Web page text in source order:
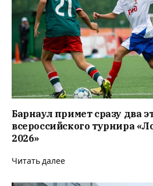
Барнаул примет сразу два
всероссийского турнира
2026»
Читать далее